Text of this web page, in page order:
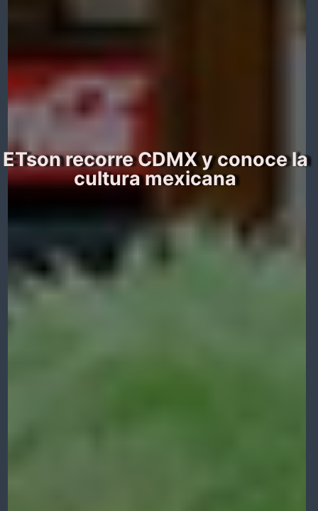
ETson recorre CDMX y conoce la
cultura mexicana